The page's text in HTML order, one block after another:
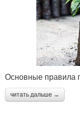
Основные правила
читать дальше →